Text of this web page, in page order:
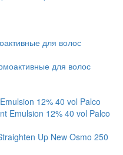
для волос
12% 40 vol Palco
Up New Osmo 250